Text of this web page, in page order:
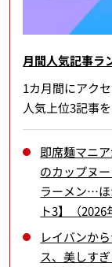
月間人気記事ラ
1カ月間にアク
人気上位3記事
即席麺マニ
のカップヌ
ラーメン…ほ
ト3】（2026
レイバンか
ス、美しす